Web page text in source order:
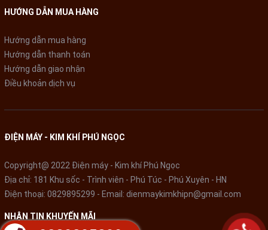
quảtiết kiệm điện lên 50%
tiêu thụ điện tầm 1.6 kW/h.
*Hình ảnh chỉ mang tính chất minh họa
HƯỚNG DẪN MUA HÀNG
Hướng dẫn mua hàng
Hướng dẫn thanh toán
Hướng dẫn giao nhận
Điều khoản dịch vụ
ĐIỆN MÁY - KIM KHÍ PHÚ NGỌC
Copyright@ 2022 Điện máy - Kim khí Phú Ngọc
Địa chỉ: 181 Khu sốc - Trình viên - Phú Túc - Phú Xuyên - HN
Điện thoại: 0829895299 - Email: dienmaykimkhipn@gmail.com
NHẬN TIN KHUYẾN MÃI